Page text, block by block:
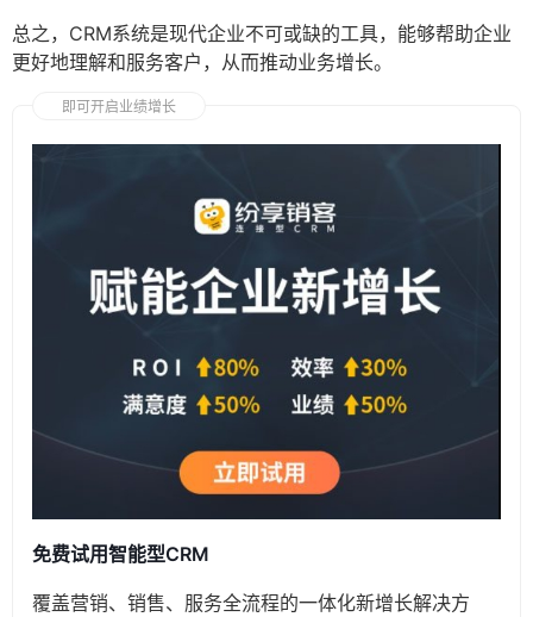
总之，CRM系统是现代企业不可或缺的工具，能够帮助企业
更好地理解和服务客户，从而推动业务增长。
即可开启业绩增长
免费试用智能型CRM
覆盖营销、销售、服务全流程的一体化新增长解决方